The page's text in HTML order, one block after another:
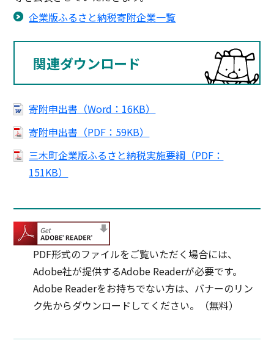
企業版ふるさと納税寄附企業一覧
関連ダウンロード
寄附申出書（Word：16KB）
寄附申出書（PDF：59KB）
三木町企業版ふるさと納税実施要綱（PDF：
151KB）
PDF形式のファイルをご覧いただく場合には、
Adobe社が提供するAdobe Readerが必要です。
Adobe Readerをお持ちでない方は、バナーのリン
ク先からダウンロードしてください。（無料）